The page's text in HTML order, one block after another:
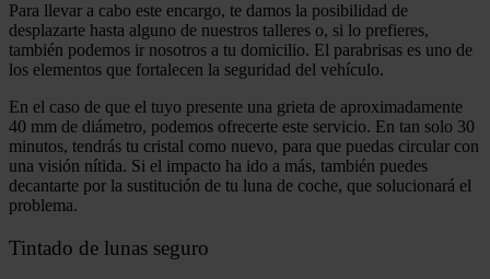
Para llevar a cabo este encargo, te damos la posibilidad de
desplazarte hasta alguno de nuestros talleres o, si lo prefieres,
también podemos ir nosotros a tu domicilio. El parabrisas es uno de
los elementos que fortalecen la seguridad del vehículo.
En el caso de que el tuyo presente una grieta de aproximadamente
40 mm de diámetro, podemos ofrecerte este servicio. En tan solo 30
minutos, tendrás tu cristal como nuevo, para que puedas circular con
una visión nítida. Si el impacto ha ido a más, también puedes
decantarte por la sustitución de tu luna de coche, que solucionará el
problema.
Tintado de lunas seguro